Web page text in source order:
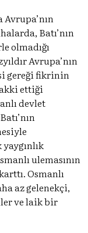
Avrupa’nın
Batı’nın
olmadığı
Avrupa’nın
gereği fikrinin
ettiği
devlet
ulemasının
Osmanlı
az gelenekçi,
ve laik bir